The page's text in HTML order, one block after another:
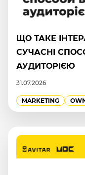
ЩО ТАКЕ
СУЧАСНІ
АУДИТОРІЄЮ
31.07.2026
MARKETING